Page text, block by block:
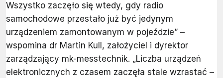
Wszystko zaczęło się wtedy, gdy radio
samochodowe przestało już być jedynym
urządzeniem zamontowanym w pojeździe” –
wspomina dr Martin Kull, założyciel i dyrektor
zarządzający mk-messtechnik. „Liczba urządzeń
elektronicznych z czasem zaczęła stale wzrastać –